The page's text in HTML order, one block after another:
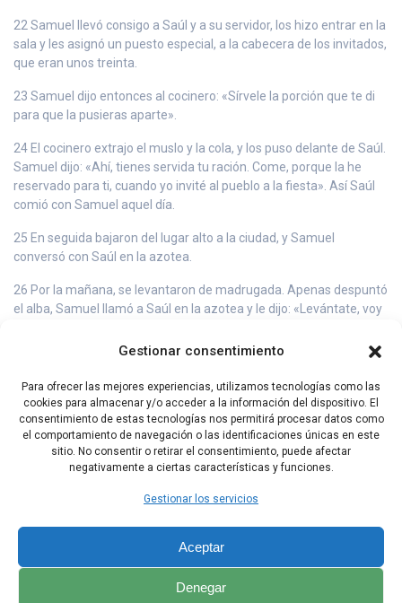
Gestionar consentimiento
Para ofrecer las mejores experiencias, utilizamos tecnologías como las
cookies para almacenar y/o acceder a la información del dispositivo. El
consentimiento de estas tecnologías nos permitirá procesar datos como
el comportamiento de navegación o las identificaciones únicas en este
sitio. No consentir o retirar el consentimiento, puede afectar
negativamente a ciertas características y funciones.
Gestionar los servicios
Aceptar
Denegar
22 Samuel llevó consigo a Saúl y a su servidor, los hizo entrar en la
sala y les asignó un puesto especial, a la cabecera de los invitados,
que eran unos treinta.
23 Samuel dijo entonces al cocinero: «Sírvele la porción que te di
para que la pusieras aparte».
24 El cocinero extrajo el muslo y la cola, y los puso delante de Saúl.
Samuel dijo: «Ahí, tienes servida tu ración. Come, porque la he
reservado para ti, cuando yo invité al pueblo a la fiesta». Así Saúl
comió con Samuel aquel día.
25 En seguida bajaron del lugar alto a la ciudad, y Samuel
conversó con Saúl en la azotea.
26 Por la mañana, se levantaron de madrugada. Apenas despuntó
el alba, Samuel llamó a Saúl en la azotea y le dijo: «Levántate, voy
27 Cuando habían bajado hasta las afueras de la ciudad, Samuel
le dijo: «Dile al servidor que se nos adelante». El se adelantó, y
Samuel añadió: «Detente un momento, y te haré oír la palabra de
Dios».
Capítulo Anterior Capítulo Siguiente